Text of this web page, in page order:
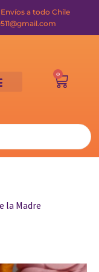
Envíos a todo Chile
0
la Madre